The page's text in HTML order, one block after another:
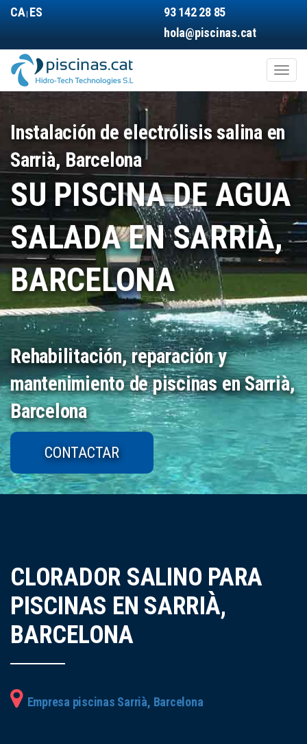
Pasar
principal
CA| ES
93 142 28 85
hola@piscinas.cat
Main
navigation
Instalación de electrólisis salina en
Sarrià, Barcelona
SU PISCINA DE AGUA
SALADA EN SARRIÀ,
BARCELONA
Rehabilitación, reparación y
mantenimiento de piscinas en Sarrià,
Barcelona
CONTACTAR
CLORADOR SALINO PARA
PISCINAS EN SARRIÀ,
BARCELONA
Empresa piscinas Sarrià, Barcelona